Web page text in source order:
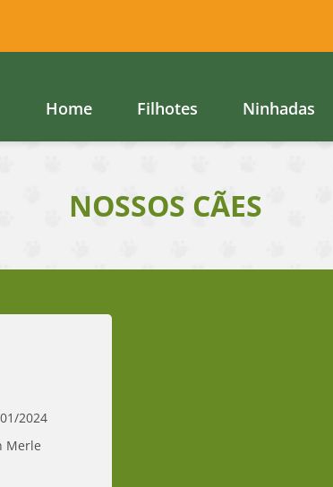
Home Filhotes Ninhadas
NOSSOS CÃES
2024
Merle